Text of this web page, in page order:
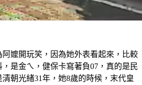
嬤開玩笑，因為她外表看起來，比較
是金ㄟ，健保卡寫著負07，真的是民
朝光緒31年，她8歲的時候，末代皇